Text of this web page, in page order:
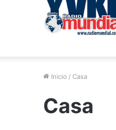
Inicio / Casa
Casa